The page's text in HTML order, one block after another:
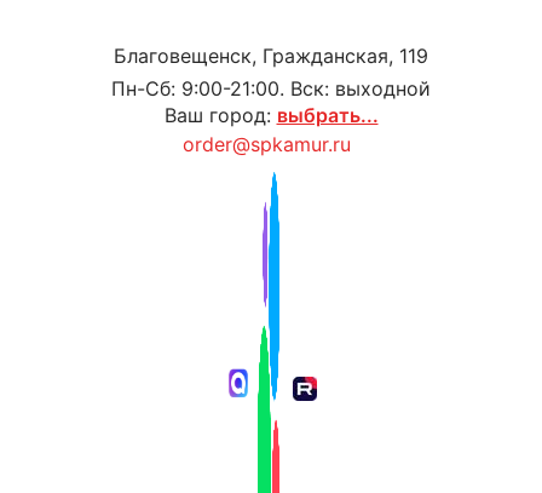
Благовещенск, Гражданская, 119
Пн-Сб: 9:00-21:00. Вск: выходной
Ваш город: выбрать...
order@spkamur.ru